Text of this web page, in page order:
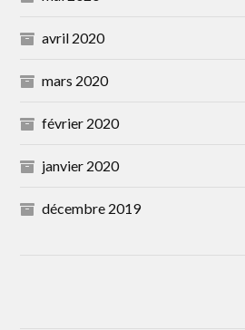
avril 2020
mars 2020
février 2020
janvier 2020
décembre 2019